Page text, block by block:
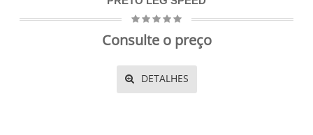
Consulte o preço
DETALHES